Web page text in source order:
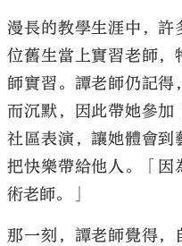
漫長的教學生涯中，許
位舊生當上實習老師，
師實習。譚老師仍記
而沉默，因此帶她參加
社區表演，讓她體會到
把快樂帶給他人。「因
術老師。」
那一刻，譚老師覺得